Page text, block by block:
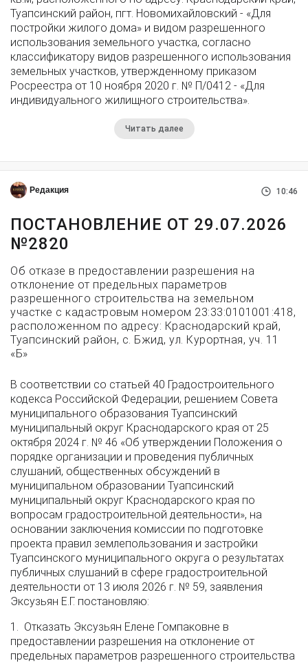
Туапсинский район, пгт. Новомихайловский - «Для
постройки жилого дома» и видом разрешенного
использования земельного участка, согласно
классификатору видов разрешенного использования
земельных участков, утвержденному приказом
Росреестра от 10 ноября 2020 г. № П/0412 - «Для
индивидуального жилищного строительства».
Читать далее
Редакция 10:46
ПОСТАНОВЛЕНИЕ ОТ 29.07.2026
№2820
Об отказе в предоставлении разрешения на
отклонение от предельных параметров
разрешенного строительства на земельном
участке с кадастровым номером 23:33:0101001:418,
расположенном по адресу: Краснодарский край,
Туапсинский район, с. Бжид, ул. Курортная, уч. 11
«Б»
В соответствии со статьей 40 Градостроительного
кодекса Российской Федерации, решением Совета
муниципального образования Туапсинский
муниципальный округ Краснодарского края от 25
октября 2024 г. № 46 «Об утверждении Положения о
порядке организации и проведения публичных
слушаний, общественных обсуждений в
муниципальном образовании Туапсинский
муниципальный округ Краснодарского края по
вопросам градостроительной деятельности», на
основании заключения комиссии по подготовке
проекта правил землепользования и застройки
Туапсинского муниципального округа о результатах
публичных слушаний в сфере градостроительной
деятельности от 13 июля 2026 г. № 59, заявления
Эксузьян Е.Г. постановляю:
1. Отказать Эксузьян Елене Гомпаковне в
предоставлении разрешения на отклонение от
предельных параметров разрешенного строительства